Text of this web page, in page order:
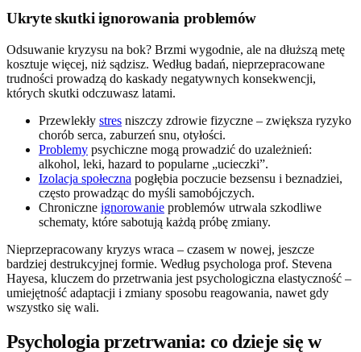
Ukryte skutki ignorowania problemów
Odsuwanie kryzysu na bok? Brzmi wygodnie, ale na dłuższą metę
kosztuje więcej, niż sądzisz. Według badań, nieprzepracowane
trudności prowadzą do kaskady negatywnych konsekwencji,
których skutki odczuwasz latami.
Przewlekły stres niszczy zdrowie fizyczne – zwiększa ryzyko
chorób serca, zaburzeń snu, otyłości.
Problemy psychiczne mogą prowadzić do uzależnień:
alkohol, leki, hazard to popularne „ucieczki”.
Izolacja społeczna pogłębia poczucie bezsensu i beznadziei,
często prowadząc do myśli samobójczych.
Chroniczne ignorowanie problemów utrwala szkodliwe
schematy, które sabotują każdą próbę zmiany.
Nieprzepracowany kryzys wraca – czasem w nowej, jeszcze
bardziej destrukcyjnej formie. Według psychologa prof. Stevena
Hayesa, kluczem do przetrwania jest psychologiczna elastyczność –
umiejętność adaptacji i zmiany sposobu reagowania, nawet gdy
wszystko się wali.
Psychologia przetrwania: co dzieje się w